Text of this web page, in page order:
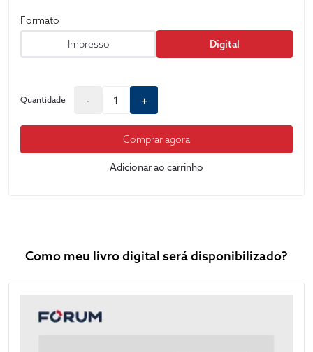
Formato
Impresso
Digital
Quantidade - +
Comprar agora
Adicionar ao carrinho
Como meu livro digital será disponibilizado?